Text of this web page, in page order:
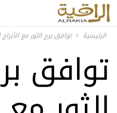
الرئيسية توافق برج الثور مع الأبراج
توافق